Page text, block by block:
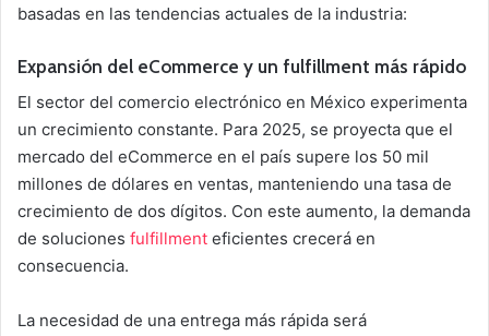
basadas en las tendencias actuales de la industria:
Expansión del eCommerce y un fulfillment más rápido
El sector del comercio electrónico en México experimenta
un crecimiento constante. Para 2025, se proyecta que el
mercado del eCommerce en el país supere los 50 mil
millones de dólares en ventas, manteniendo una tasa de
crecimiento de dos dígitos. Con este aumento, la demanda
de soluciones fulfillment eficientes crecerá en
consecuencia.
La necesidad de una entrega más rápida será